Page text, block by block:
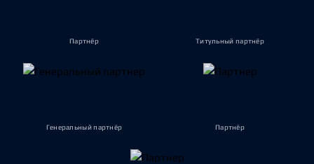
Партнёр Титульный партнёр
Генеральный партнёр Партнёр